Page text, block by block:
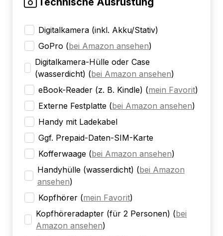
Digitalkamera (inkl. Akku/Stativ)
GoPro (bei Amazon ansehen)
Digitalkamera-Hülle oder Case
(wasserdicht) (bei Amazon ansehen)
eBook-Reader (z. B. Kindle) (mein Favorit)
Externe Festplatte (bei Amazon ansehen)
Handy mit Ladekabel
Ggf. Prepaid-Daten-SIM-Karte
Kofferwaage (bei Amazon ansehen)
Handyhülle (wasserdicht) (bei Amazon
ansehen)
Kopfhörer (mein Favorit)
Kopfhöreradapter (für 2 Personen) (bei
Amazon ansehen)